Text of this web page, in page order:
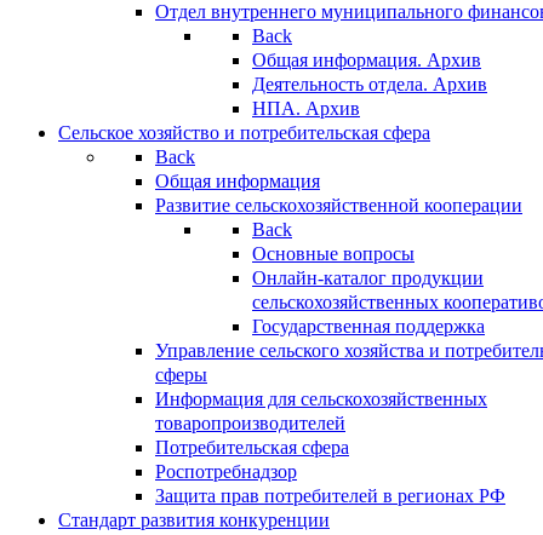
Отдел внутреннего муниципального
Back
Общая информация. Архив
Деятельность отдела. Архив
НПА. Архив
Сельское хозяйство и потребительская сфера
Back
Общая информация
Развитие сельскохозяйственной кооперации
Back
Основные вопросы
Онлайн-каталог продукции
сельскохозяйственных
Государственная поддержка
Управление сельского хозяйства и
сферы
Информация для сельскохозяйственных
товаропроизводителей
Потребительская сфера
Роспотребнадзор
Защита прав потребителей в регионах РФ
Стандарт развития конкуренции